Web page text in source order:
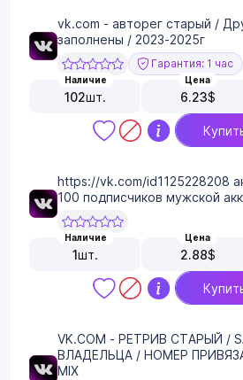
vk.com - авторег старый /
заполнены / 2023-2025г
Гарантия: 1 час
Наличие
102шт.
Цена
6.23$
https://vk.com/id1125228208
100 подписчиков мужской
Наличие
1шт.
Цена
2.88$
VK.COM - РЕТРИВ СТАРЫЙ /
ВЛАДЕЛЬЦА / НОМЕР
MIX